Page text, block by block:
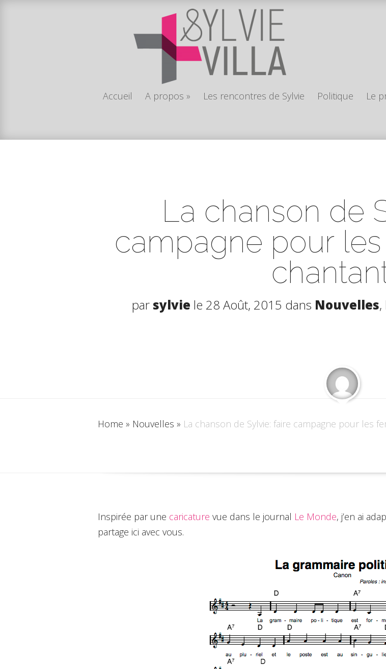
Accueil A propos » Les rencontres de Sylvie Politique Le
La chanson de
campagne pour
par sylvie le 28 Août, 2015 dans Nouvelles,
Home » Nouvelles » La chanson de Sylvie: faire campagne pour les
Inspirée par une caricature vue dans le journal Le Monde, j’en ai
partage ici avec vous.